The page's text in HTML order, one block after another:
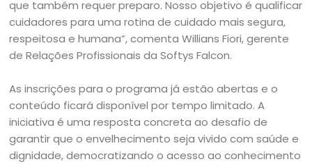
que também requer preparo. Nosso objetivo é qualificar
cuidadores para uma rotina de cuidado mais segura,
respeitosa e humana”, comenta Willians Fiori, gerente
de Relações Profissionais da Softys Falcon.
As inscrições para o programa já estão abertas e o
conteúdo ficará disponível por tempo limitado. A
iniciativa é uma resposta concreta ao desafio de
garantir que o envelhecimento seja vivido com saúde e
dignidade, democratizando o acesso ao conhecimento